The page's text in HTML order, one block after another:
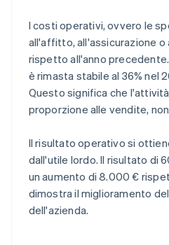
I costi operativi, ovvero le
all'affitto, all'assicurazione
rispetto all'anno
è rimasta stabile al 36% nel
Questo significa che
proporzione alle vendite,
Il risultato operativo si
dall'utile lordo. Il risultato di
un aumento di 8.000 €
dimostra il miglioramento
dell'azienda.